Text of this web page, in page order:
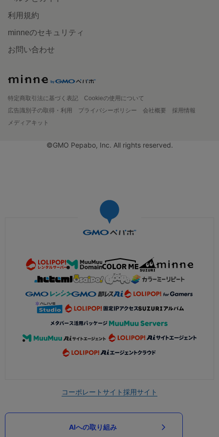
利用規約
minneのセキュリティ
お問い合わせ
特定商取引法に基づく表記
Cookieの使用について
広告識別子の取得・利用
プライバシーポリシー 会社概要
採用情報
メディアキット
©GMO Pepabo, Inc. All rights reserved.
コーポレートサイト採用サイト
AIへの取り組み